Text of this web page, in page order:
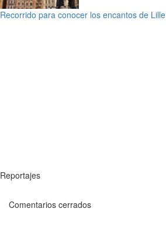
Recorrido para conocer los encantos de Lille
Reportajes
Comentarios cerrados